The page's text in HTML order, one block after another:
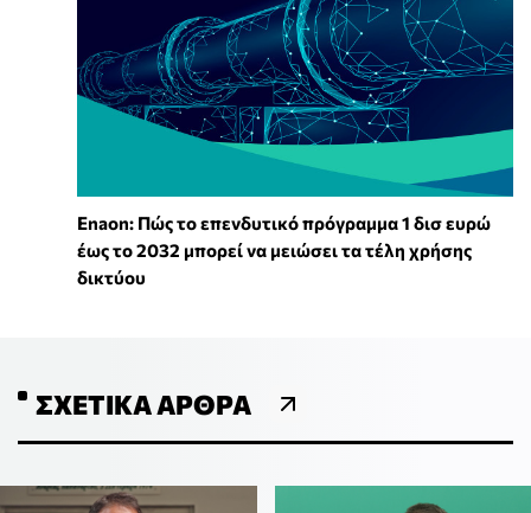
Enaon: Πώς το επενδυτικό πρόγραμμα 1 δισ ευρώ
έως το 2032 μπορεί να μειώσει τα τέλη χρήσης
δικτύου
ΣΧΕΤΙΚΆ ΆΡΘΡΑ